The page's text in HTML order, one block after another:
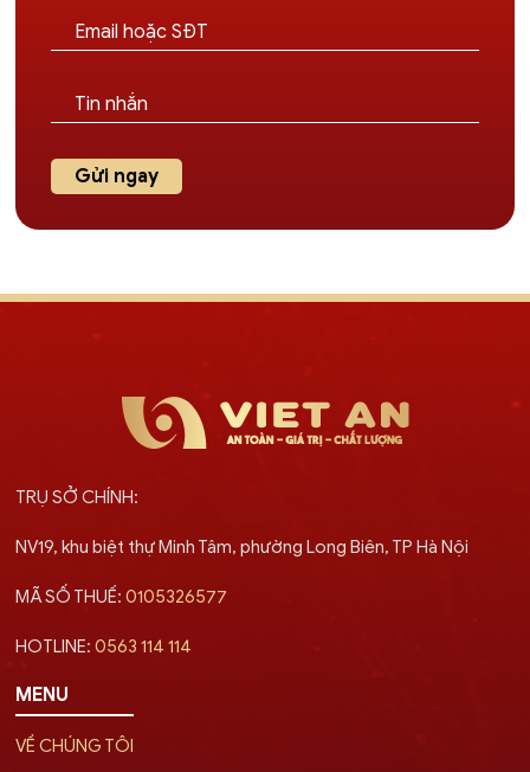
Gửi ngay
TRỤ SỞ CHÍNH:
NV19, khu biệt thự Minh Tâm, phường Long Biên, TP Hà Nội
MÃ SỐ THUẾ:0105326577
HOTLINE:0563 114 114
MENU
VỀ CHÚNG TÔI